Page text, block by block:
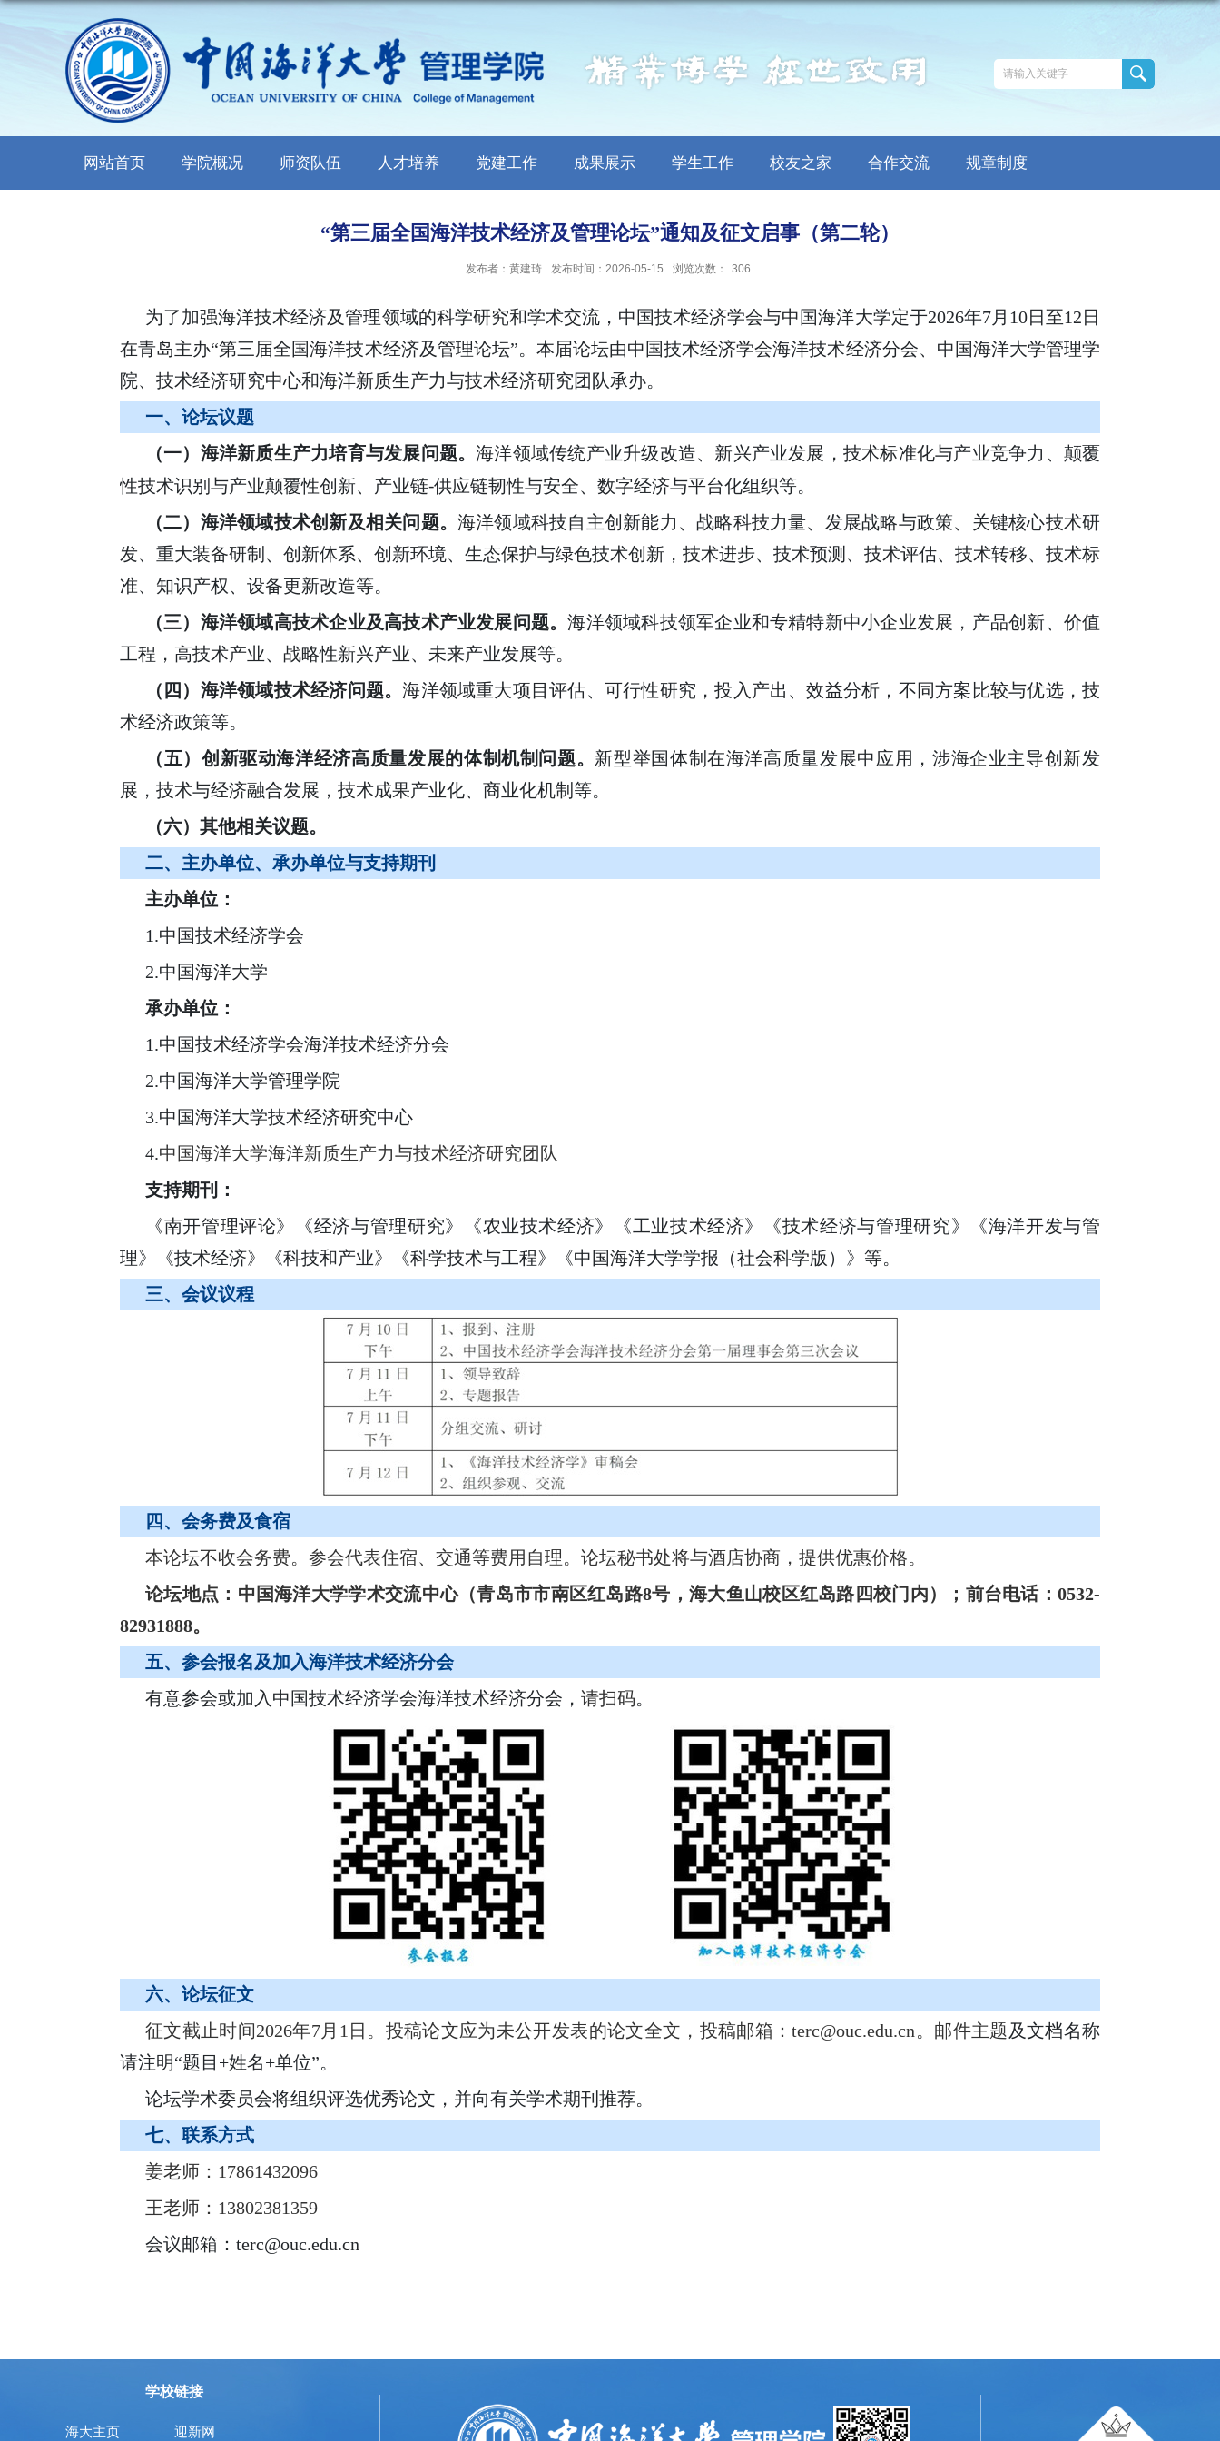
网站首页 学院概况 师资队伍 人才培养 党建工作 成果展示 学生工作 校友之家 合作交流 规章制度
“第三届全国海洋技术经济及管理论坛”通知及征文启事（第二轮）
发布者：黄建琦 发布时间：2026-05-15 浏览次数： 306
为了加强海洋技术经济及管理领域的科学研究和学术交流，中国技术经济学会与中国海洋大学定于2026年7月10日至12日
在青岛主办“第三届全国海洋技术经济及管理论坛”。本届论坛由中国技术经济学会海洋技术经济分会、中国海洋大学管理学
院、技术经济研究中心和海洋新质生产力与技术经济研究团队承办。
一、论坛议题
（一）海洋新质生产力培育与发展问题。海洋领域传统产业升级改造、新兴产业发展，技术标准化与产业竞争力、颠覆
性技术识别与产业颠覆性创新、产业链-供应链韧性与安全、数字经济与平台化组织等。
（二）海洋领域技术创新及相关问题。 海洋领域科技自主创新能力、战略科技力量、发展战略与政策、关键核心技术研
发、重大装备研制、创新体系、创新环境、生态保护与绿色技术创新，技术进步、技术预测、技术评估、技术转移、技术标
准、知识产权、设备更新改造等。
（三）海洋领域高技术企业及高技术产业发展问题。海洋领域科技领军企业和专精特新中小企业发展，产品创新、价值
工程，高技术产业、战略性新兴产业、未来产业发展等。
（四）海洋领域技术经济问题。海洋领域重大项目评估、可行性研究，投入产出、效益分析，不同方案比较与优选，技
术经济政策等。
（五）创新驱动海洋经济高质量发展的体制机制问题。 新型举国体制在海洋高质量发展中应用，涉海企业主导创新发
展，技术与经济融合发展，技术成果产业化、商业化机制等。
（六）其他相关议题。
二、主办单位、承办单位与支持期刊
主办单位：
1.中国技术经济学会
2.中国海洋大学
承办单位：
1.中国技术经济学会海洋技术经济分会
2.中国海洋大学管理学院
3.中国海洋大学技术经济研究中心
4.中国海洋大学海洋新质生产力与技术经济研究团队
支持期刊：
《南开管理评论》《经济与管理研究》《农业技术经济》《工业技术经济》《技术经济与管理研究》《海洋开发与管
理》《技术经济》《科技和产业》《科学技术与工程》《中国海洋大学学报（社会科学版）》等。
三、会议议程
四、会务费及食宿
本论坛不收会务费。参会代表住宿、交通等费用自理。论坛秘书处将与酒店协商，提供优惠价格。
论坛地点：中国海洋大学学术交流中心（青岛市市南区红岛路8号，海大鱼山校区红岛路四校门内）；前台电话：0532-
82931888‌。
五、参会报名及加入海洋技术经济分会
有意参会或加入中国技术经济学会海洋技术经济分会， 请扫码。
六、论坛征文
征文截止时间2026年7月1日。投稿论文应为未公开发表的论文全文，投稿邮箱：terc@ouc.edu.cn。邮件主题及文档名称
请注明“题目+姓名+单位”。
论坛学术委员会将组织评选优秀论文，并向有关学术期刊推荐。
七、联系方式
姜老师： 17861432096
王老师： 13802381359
会议邮箱： terc@ouc.edu.cn
学校链接
海大主页 迎新网